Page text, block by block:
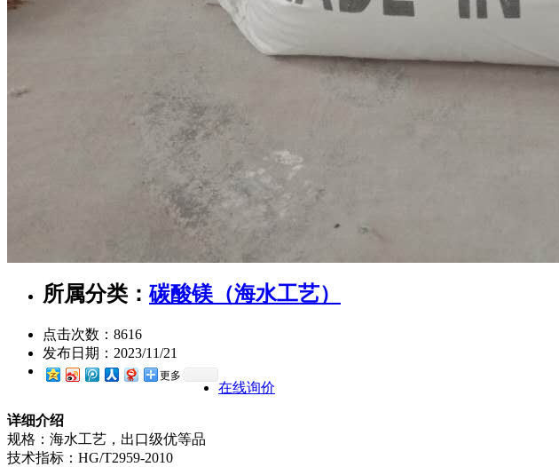
所属分类：碳酸镁（海水工艺）
点击次数： 8616
发布日期： 2023/11/21
更多
在线询价
详细介绍
规格：海水工艺，出口级优等品
技术指标：HG/T2959-2010